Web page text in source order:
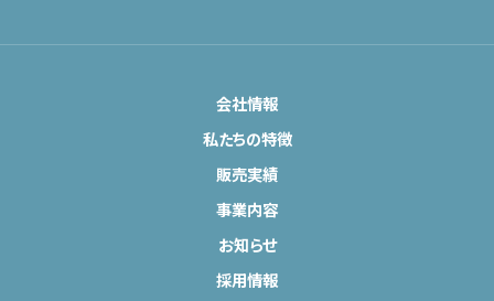
会社情報
私たちの特徴
販売実績
事業内容
お知らせ
採用情報